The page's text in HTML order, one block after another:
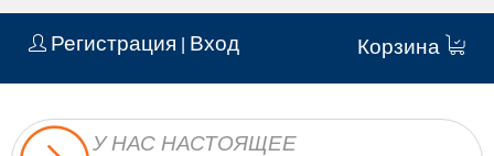
Регистрация Вход Корзина
У НАС НАСТОЯЩЕЕ